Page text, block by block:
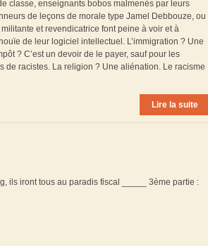
classe, enseignants bobos malmenés par leurs
de leçons de morale type Jamel Debbouze, ou
et revendicatrice font peine à voir et à
de leur logiciel intellectuel. L’immigration ? Une
? C’est un devoir de le payer, sauf pour les
de racistes. La religion ? Une aliénation. Le racisme
Lire la suite
ils iront tous au paradis fiscal _____ 3ème partie :